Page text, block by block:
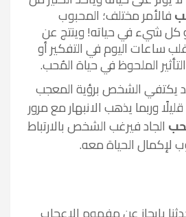
فالأمر مختلف؛ المحبوب
كل شيء في حياته! وينتج عن
ساعات اليوم في التفكير أو
الملحوظ في حياة المُحب.
يكتفي الشخص برؤية المعجب
وربما يذهب الانبهار مع مرور
الجاد فيرغب الشخص بالارتباط
لإكمال الحياة معه.